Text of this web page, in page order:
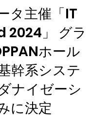
タ主催「IT
」 グラ
ホール
幹系システ
ナイゼーシ
に決定